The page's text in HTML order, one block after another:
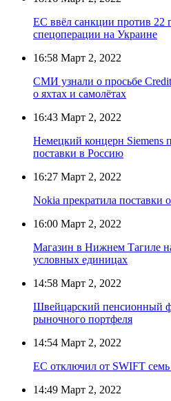
ЕС ввёл санкции против 22
спецоперации на Украине
16:58 Март 2, 2022
СМИ узнали о просьбе
о яхтах и самолётах
16:43 Март 2, 2022
Немецкий концерн Siemens
поставки в Россию
16:27 Март 2, 2022
Nokia прекратила поставки
16:00 Март 2, 2022
Магазин в Нижнем Тагиле
условных единицах
14:58 Март 2, 2022
Швейцарский пенсионный
рыночного портфеля
14:54 Март 2, 2022
ЕС отключил от SWIFT семь
14:49 Март 2, 2022